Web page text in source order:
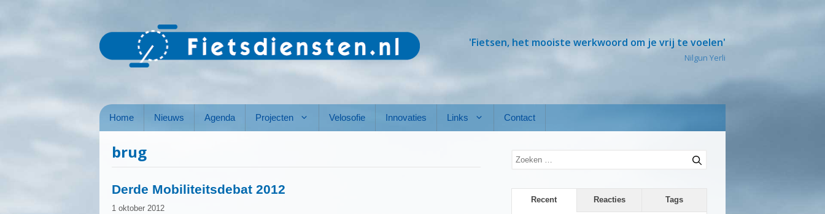
'Fietsen, het mooiste werkwoord om je vrij te voelen'
Nilgun Yerli
Home Nieuws Agenda Projecten Velosofie Innovaties Links Contact
brug
Derde Mobiliteitsdebat 2012
1 oktober 2012
Zoek
Recent Reacties Tags